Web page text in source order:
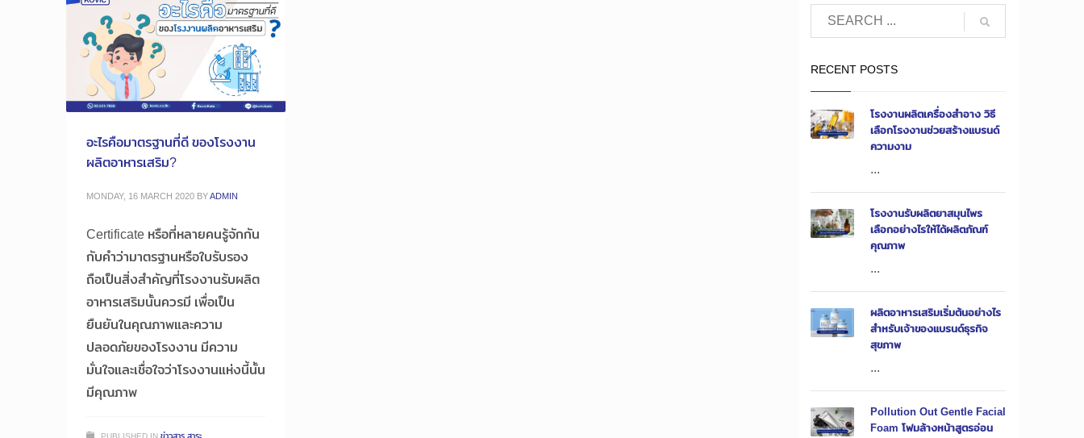
อะไรคือมาตรฐานที่ดี ของโรงงาน
ผลิตอาหารเสริม?
MONDAY, 16 MARCH 2020 BYADMIN
Certificate หรือที่หลายคนรู้จักกัน
กับคำว่ามาตรฐานหรือใบรับรอง
ถือเป็นสิ่งสำคัญที่โรงงานรับผลิต
อาหารเสริมนั้นควรมี เพื่อเป็น
ยืนยันในคุณภาพและความ
ปลอดภัยของโรงงาน มีความ
มั่นใจและเชื่อใจว่าโรงงานแห่งนี้นั้น
มีคุณภาพ
RECENT POSTS
โรงงานผลิตเครื่องสำอาง วิธี
เลือกโรงงานช่วยสร้างแบรนด์
ความงาม
...
โรงงานรับผลิตยาสมุนไพร
เลือกอย่างไรให้ได้ผลิตภัณฑ์
คุณภาพ
...
ผลิตอาหารเสริมเริ่มต้นอย่างไร
สำหรับเจ้าของแบรนด์ธุรกิจ
สุขภาพ
...
Pollution Out Gentle Facial
Foam โฟมล้างหน้าสูตรอ่อน